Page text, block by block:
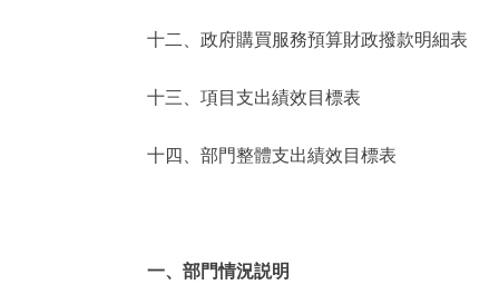
十二、政府購買服務預算財政撥款明細表
十三、項目支出績效目標表
十四、部門整體支出績效目標表
一、部門情況説明